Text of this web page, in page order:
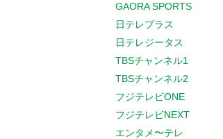
GAORA SPORTS
日テレプラス
日テレジータス
TBSチャンネル1
TBSチャンネル2
フジテレビONE
フジテレビNEXT
エンタメ〜テレ